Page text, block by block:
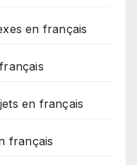
en français
en français
français